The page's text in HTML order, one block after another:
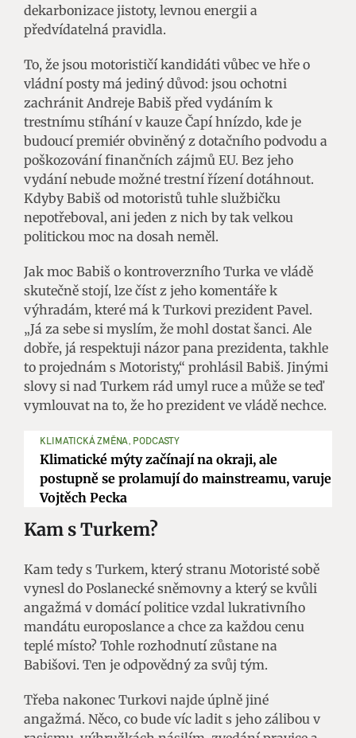
dekarbonizace jistoty, levnou energii a
předvídatelná pravidla.
To, že jsou motorističí kandidáti vůbec ve hře o
vládní posty má jediný důvod: jsou ochotni
zachránit Andreje Babiš před vydáním k
trestnímu stíhání v kauze Čapí hnízdo, kde je
budoucí premiér obviněný z dotačního podvodu a
poškozování finančních zájmů EU. Bez jeho
vydání nebude možné trestní řízení dotáhnout.
Kdyby Babiš od motoristů tuhle službičku
nepotřeboval, ani jeden z nich by tak velkou
politickou moc na dosah neměl.
Jak moc Babiš o kontroverzního Turka ve vládě
skutečně stojí, lze číst z jeho komentáře k
výhradám, které má k Turkovi prezident Pavel.
„Já za sebe si myslím, že mohl dostat šanci. Ale
dobře, já respektuji názor pana prezidenta, takhle
to projednám s Motoristy,“ prohlásil Babiš. Jinými
slovy si nad Turkem rád umyl ruce a může se teď
vymlouvat na to, že ho prezident ve vládě nechce.
KLIMATICKÁ ZMĚNA, PODCASTY
Klimatické mýty začínají na okraji, ale
postupně se prolamují do mainstreamu, varuje
Vojtěch Pecka
Kam s Turkem?
Kam tedy s Turkem, který stranu Motoristé sobě
vynesl do Poslanecké sněmovny a který se kvůli
angažmá v domácí politice vzdal lukrativního
mandátu europoslance a chce za každou cenu
teplé místo? Tohle rozhodnutí zůstane na
Babišovi. Ten je odpovědný za svůj tým.
Třeba nakonec Turkovi najde úplně jiné
angažmá. Něco, co bude víc ladit s jeho zálibou v